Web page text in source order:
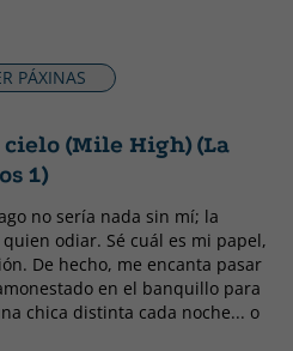
PÁXINAS
(Mile High) (La
1)
no sería nada sin mí; la
odiar. Sé cuál es mi papel,
De hecho, me encanta pasar
en el banquillo para
chica distinta cada noche... o
la prensa. Lo que no me